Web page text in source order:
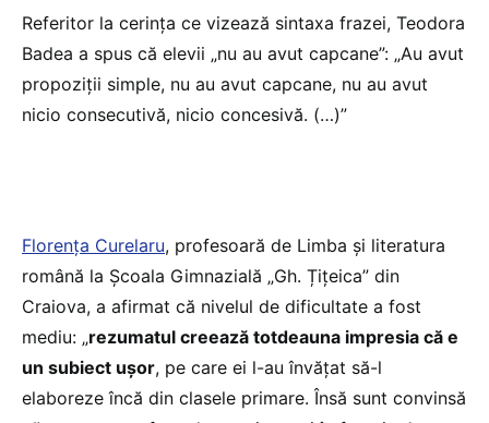
Referitor la cerința ce vizează sintaxa frazei, Teodora
Badea a spus că elevii „nu au avut capcane”: „Au avut
propoziții simple, nu au avut capcane, nu au avut
nicio consecutivă, nicio concesivă. (…)”
Florența Curelaru, profesoară de Limba și literatura
română la Școala Gimnazială „Gh. Țițeica” din
Craiova, a afirmat că nivelul de dificultate a fost
mediu: „rezumatul creează totdeauna impresia că e
un subiect ușor, pe care ei l-au învățat să-l
elaboreze încă din clasele primare. Însă sunt convinsă